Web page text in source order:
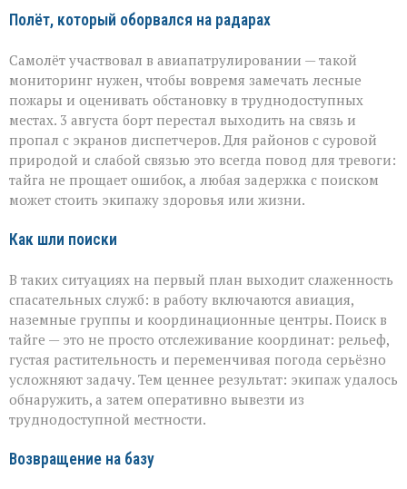
Полёт, который оборвался на радарах
Самолёт участвовал в авиапатрулировании — такой
мониторинг нужен, чтобы вовремя замечать лесные
пожары и оценивать обстановку в труднодоступных
местах. 3 августа борт перестал выходить на связь и
пропал с экранов диспетчеров. Для районов с суровой
природой и слабой связью это всегда повод для тревоги:
тайга не прощает ошибок, а любая задержка с поиском
может стоить экипажу здоровья или жизни.
Как шли поиски
В таких ситуациях на первый план выходит слаженность
спасательных служб: в работу включаются авиация,
наземные группы и координационные центры. Поиск в
тайге — это не просто отслеживание координат: рельеф,
густая растительность и переменчивая погода серьёзно
усложняют задачу. Тем ценнее результат: экипаж удалось
обнаружить, а затем оперативно вывезти из
труднодоступной местности.
Возвращение на базу